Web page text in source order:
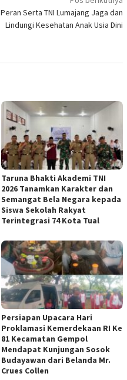
Peran Serta TNI Lumajang Jaga dan
Lindungi Kesehatan Anak Usia Dini
Taruna Bhakti Akademi TNI
2026 Tanamkan Karakter dan
Semangat Bela Negara kepada
Siswa Sekolah Rakyat
Terintegrasi 74 Kota Tual
Persiapan Upacara Hari
Proklamasi Kemerdekaan RI Ke
81 Kecamatan Gempol
Mendapat Kunjungan Sosok
Budayawan dari Belanda Mr.
Crues Collen